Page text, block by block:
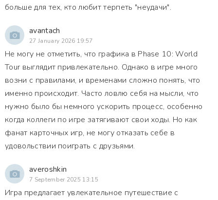
больше для тех, кто любит терпеть "неудачи".
avantach
27 January 2026 19:57
Не могу не отметить, что графика в Phase 10: World
Tour выглядит привлекательно. Однако в игре много
возни с правилами, и временами сложно понять, что
именно происходит. Часто ловлю себя на мысли, что
нужно было бы немного ускорить процесс, особенно
когда коллеги по игре затягивают свои ходы. Но как
фанат карточных игр, не могу отказать себе в
удовольствии поиграть с друзьями.
averoshkin
7 September 2025 13:15
Игра предлагает увлекательное путешествие с